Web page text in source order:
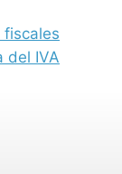
fiscales
del IVA